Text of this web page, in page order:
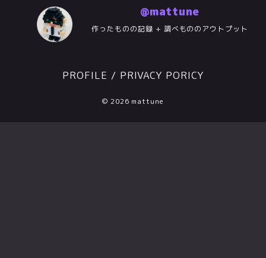
@mattune
作ったものの記録 + 調べもののアウトプット
PROFILE / PRIVACY PORICY
© 2026 mattune